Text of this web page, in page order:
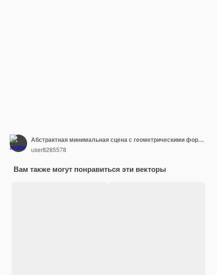
Абстрактная минимальная сцена с геометрическими формами. цилиндр деревянный подиум в белом фоне с листьями. презентация продукта. Подиум, пьедестал или перрон. 3d
user8285578
Вам также могут понравиться эти векторы